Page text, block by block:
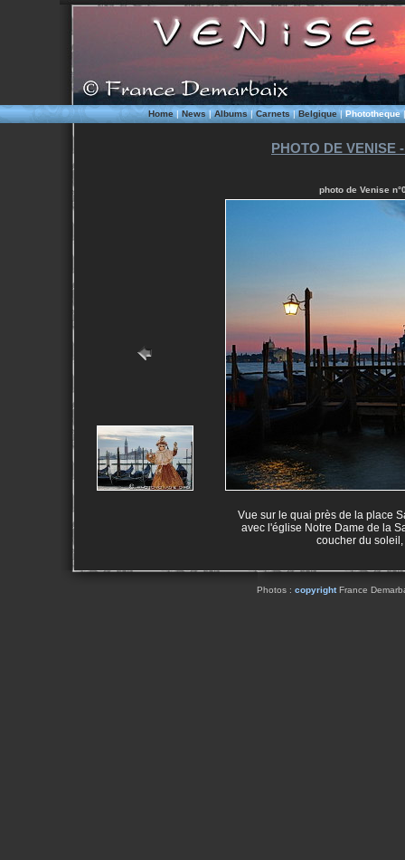
Home|News|Albums|Carnets|Belgique|Phototheque
PHOTO DE VENISE
photo de Venise
Vue sur le quai près de la place
avec l'église Notre Dame de la
coucher du
Photos : copyrightFrance